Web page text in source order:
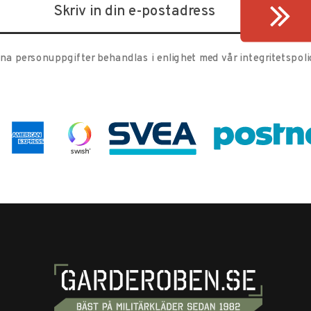
personuppgifter behandlas i enlighet med vår